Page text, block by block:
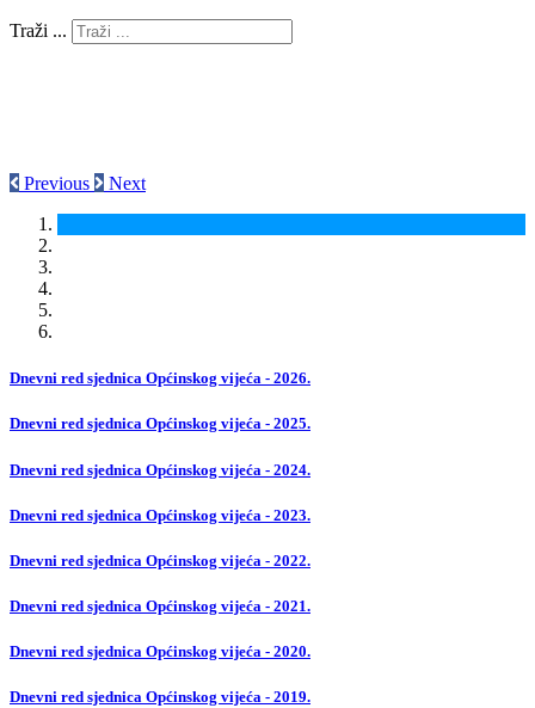
Traži ...
Previous Next
Dnevni red sjednica Općinskog vijeća - 2026.
Dnevni red sjednica Općinskog vijeća - 2025.
Dnevni red sjednica Općinskog vijeća - 2024.
Dnevni red sjednica Općinskog vijeća - 2023.
Dnevni red sjednica Općinskog vijeća - 2022.
Dnevni red sjednica Općinskog vijeća - 2021.
Dnevni red sjednica Općinskog vijeća - 2020.
Dnevni red sjednica Općinskog vijeća - 2019.